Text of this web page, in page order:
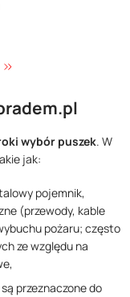
Przejdź do ostatniej
wybór puszek. W
jak:
pojemnik,
(przewody, kable
pożaru; często
ze względu na
przeznaczone do